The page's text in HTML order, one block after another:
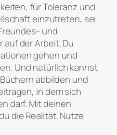
für Toleranz und
einzutreten, sei
und
auf der Arbeit. Du
gehen und
Und natürlich kannst
abbilden und
in dem sich
darf. Mit deinen
die Realität. Nutze